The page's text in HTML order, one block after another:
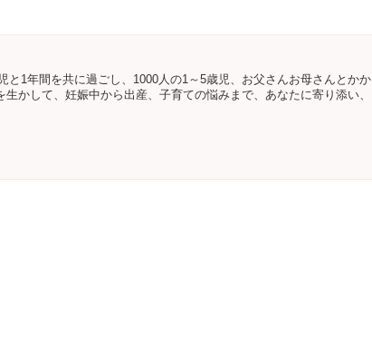
と1年間を共に過ごし、1000人の1～5歳児、お父さんお母さんとかか
かして、妊娠中から出産、子育ての悩みまで、あなたに寄り添い、